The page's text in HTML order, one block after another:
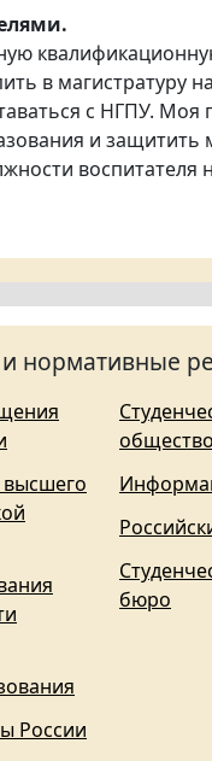
в магистратуру
с НГПУ. Моя
и
воспитателя
нормативные
высшего
России
общество
бюро